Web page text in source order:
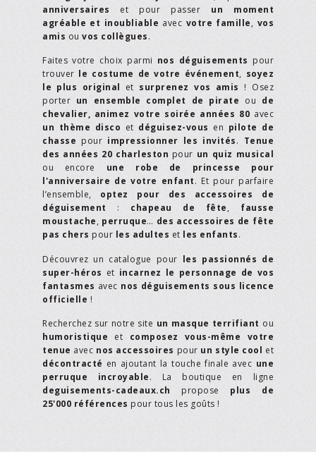
anniversaires et pour passer un moment
agréable et inoubliable avec votre famille, vos
amis ou vos collègues.
Faites votre choix parmi nos déguisements pour
trouver le costume de votre événement, soyez
le plus original et surprenez vos amis ! Osez
porter un ensemble complet de pirate ou de
chevalier, animez votre soirée années 80 avec
un thème disco et déguisez-vous en pilote de
chasse pour impressionner les invités. Tenue
des années 20 charleston pour un quiz musical
ou encore une robe de princesse pour
l'anniversaire de votre enfant. Et pour parfaire
l’ensemble, optez pour des accessoires de
déguisement : chapeau de fête, fausse
moustache, perruque… des accessoires de fête
pas chers pour les adultes et les enfants.
Découvrez un catalogue pour les passionnés de
super-héros et incarnez le personnage de vos
fantasmes avec nos déguisements sous licence
officielle !
Recherchez sur notre site un masque terrifiant ou
humoristique et composez vous-même votre
tenue avec nos accessoires pour un style cool et
décontracté en ajoutant la touche finale avec une
perruque incroyable. La boutique en ligne
deguisements-cadeaux.ch propose plus de
25'000 références pour tous les goûts !